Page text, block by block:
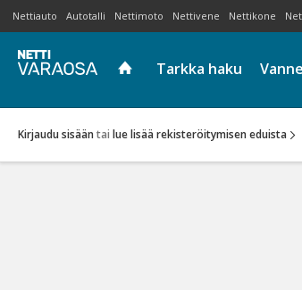
Nettiauto Autotalli Nettimoto Nettivene Nettikone
Tarkka haku
Kirjaudu sisään tai lue lisää rekisteröitymisen eduista